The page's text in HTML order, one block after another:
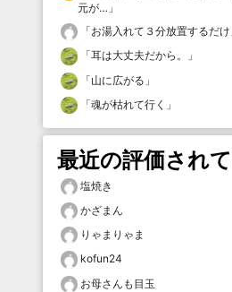
元が… 」
「お湯入れて３分放置するだけ
「耳は大丈夫だから。
」
「山に広がる 」
「魂が枯れて行く 」
最近の評価され
塩焼き
かざまん
りゃまりゃま
kofun24
お母さんも目玉